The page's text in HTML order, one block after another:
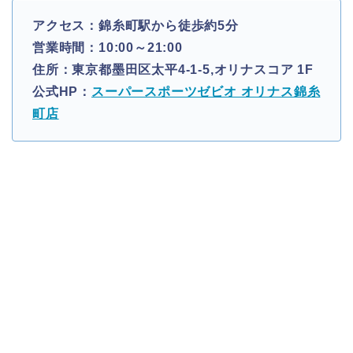
アクセス：錦糸町駅から徒歩約5分
営業時間：10:00～21:00
住所：東京都墨田区太平4-1-5,オリナスコア 1F
公式HP： スーパースポーツゼビオ オリナス錦糸
町店